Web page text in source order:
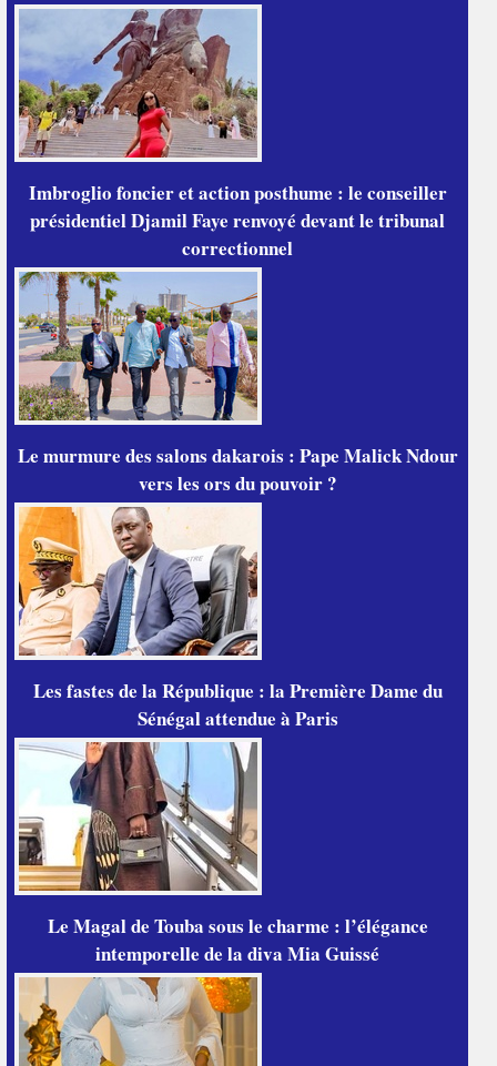
Imbroglio foncier et action posthume : le conseiller
présidentiel Djamil Faye renvoyé devant le tribunal
correctionnel
Le murmure des salons dakarois : Pape Malick Ndour
vers les ors du pouvoir ?
Les fastes de la République : la Première Dame du
Sénégal attendue à Paris
Le Magal de Touba sous le charme : l’élégance
intemporelle de la diva Mia Guissé